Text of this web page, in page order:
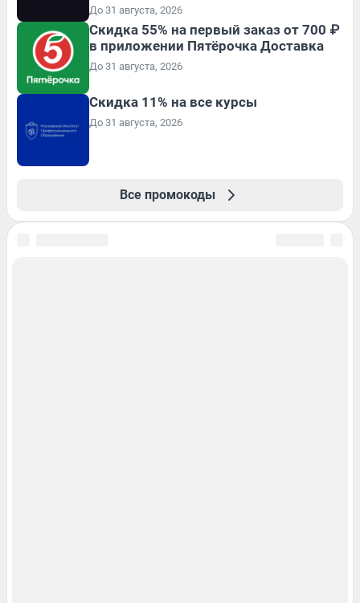
До 31 августа, 2026
Скидка 55% на первый заказ от 700 ₽
в приложении Пятёрочка Доставка
До 31 августа, 2026
Скидка 11% на все курсы
До 31 августа, 2026
Все промокоды